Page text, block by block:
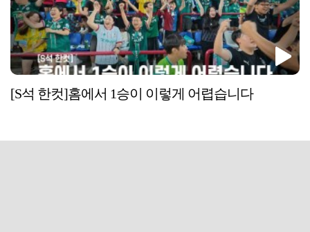
[S석 한컷]홈에서 1승이 이렇게 어렵습니다